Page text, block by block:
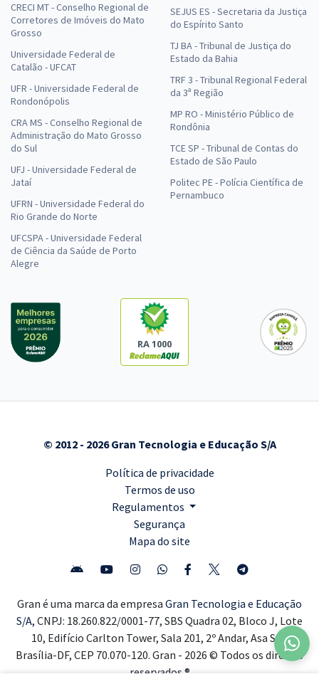
CRECI MT - Conselho Regional de
Corretores de Imóveis do Mato
Grosso
Universidade Federal de
Catalão - UFCAT
UFR - Universidade Federal de
Rondonópolis
CRA MS - Conselho Regional de
Administração do Mato Grosso
do Sul
UFJ - Universidade Federal de
Jataí
UFRN - Universidade Federal do
Rio Grande do Norte
UFCSPA - Universidade Federal
de Ciência da Saúde de Porto
Alegre
SEJUS ES - Secretaria da Justiça
do Espírito Santo
TJ BA - Tribunal de Justiça do
Estado da Bahia
TRF 3 - Tribunal Regional Federal
da 3ª Região
MP RO - Ministério Público de
Rondônia
TCE SP - Tribunal de Contas do
Estado de São Paulo
Politec PE - Polícia Científica de
Pernambuco
RA 1000
© 2012 - 2026 Gran Tecnologia e Educação S/A
Política de privacidade
Termos de uso
Regulamentos
Segurança
Mapa do site
Gran é uma marca da empresa Gran Tecnologia e Educação
S/A, CNPJ: 18.260.822/0001-77, SBS Quadra 02, Bloco J, Lote
10, Edifício Carlton Tower, Sala 201, 2º Andar, Asa Sul,
Brasília-DF, CEP 70.070-120. Gran - 2026 © Todos os direitos